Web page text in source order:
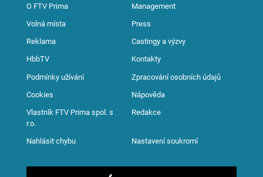
O FTV Prima Management
Volná místa Press
Reklama Castingy a výzvy
HbbTV Kontakty
Podmínky užívání Zpracování osobních údajů
Cookies Nápověda
Vlastník FTV Prima spol. s
r.o.
Redakce
Nahlásit chybu Nastavení soukromí